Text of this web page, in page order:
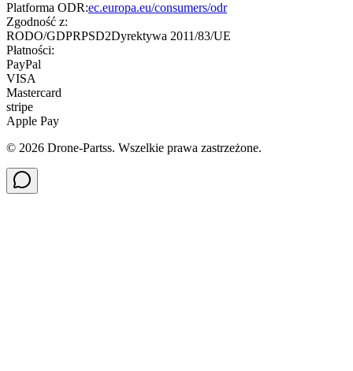
Platforma ODR:ec.europa.eu/consumers/odr
Zgodność z:
RODO/GDPRPSD2Dyrektywa 2011/83/UE
Płatności:
PayPal
VISA
Mastercard
stripe
Apple Pay
© 2026 Drone-Partss. Wszelkie prawa zastrzeżone.